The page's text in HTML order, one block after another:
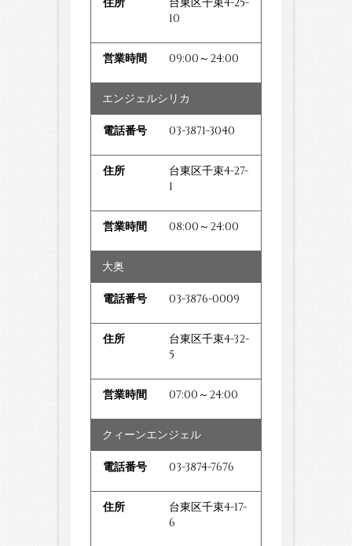
10
09:00～24:00
エンジェルシリカ
03-3871-3040
台東区千束4-27-
1
08:00～24:00
大奥
03-3876-0009
台東区千束4-32-
5
07:00～24:00
クィーンエンジェル
03-3874-7676
台東区千束4-17-
6